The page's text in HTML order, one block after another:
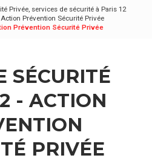
Privée, services de sécurité à Paris 12
Prévention Sécurité Privée
Prévention Sécurité Privée
SÉCURITÉ
- ACTION
PRIVÉE